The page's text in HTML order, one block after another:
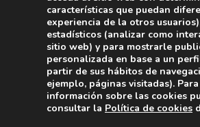
Causas de la
en mujeres
Ante un problema de fertilidad es
conocer la causa para poder aplicar
más adecuado. Pero, ¿cuáles son las
características que puedan
experiencia de la otros
estadísticos (analizar como
sitio web) y para mostrarle
personalizada en base a un
partir de sus hábitos de
ejemplo, páginas visitadas).
información sobre las cookies
consultar la Política de cookies